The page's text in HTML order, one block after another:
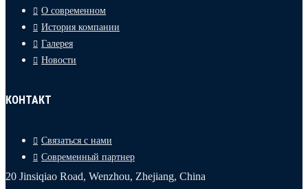
О современном
История компании
Галерея
Новости
КОНТАКТ
Связаться с нами
Современный партнер
20 Jinsiqiao Road, Wenzhou, Zhejiang, China